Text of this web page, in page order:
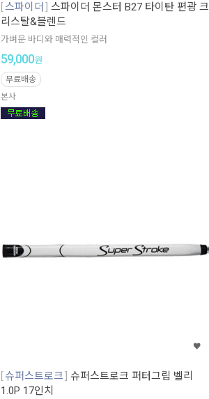
스파이더
스파이더 몬스터 B27 타이탄 편광 크
리스탈&블렌드
가벼운 바디와 매력적인 컬러
59,000원
무료배송
본사
슈퍼스트로크
슈퍼스트로크 퍼터그립 벨리
1.0P 17인치